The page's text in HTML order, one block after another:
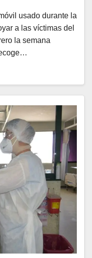
usado durante la
a las víctimas del
la semana